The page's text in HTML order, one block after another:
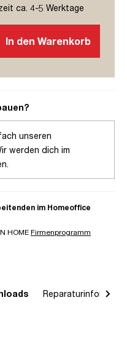
ca. 4-5 Werktage
In den Warenkorb
unseren
werden dich im
im Homeoffice
HOME Firmenprogramm